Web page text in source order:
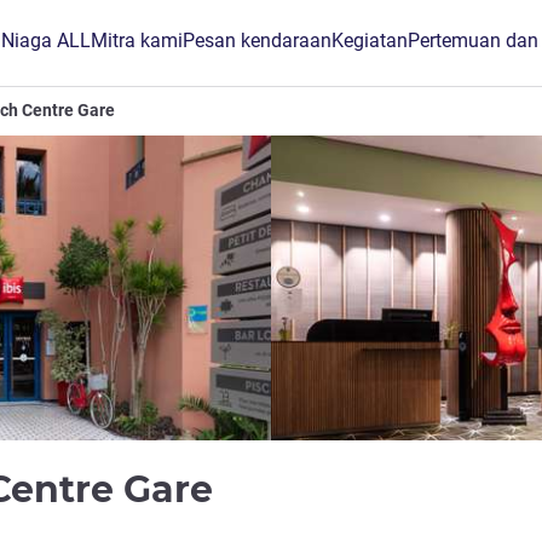
ALLMitra kamiPesan kendaraanKegiatanPertemuan
Centre Gare
Gare